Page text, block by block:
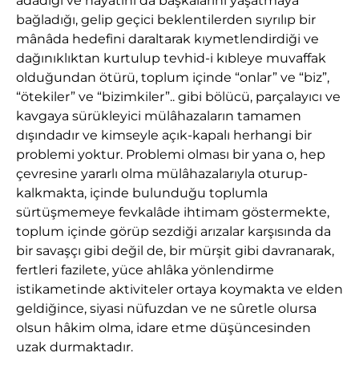
bağladığı, gelip geçici beklentilerden sıyrılıp bir
mânâda hedefini daraltarak kıymetlendirdiği ve
dağınıklıktan kurtulup tevhid-i kıbleye muvaffak
olduğundan ötürü, toplum içinde “onlar” ve “biz”,
“ötekiler” ve “bizimkiler”.. gibi bölücü, parçalayıcı ve
kavgaya sürükleyici mülâhazaların tamamen
dışındadır ve kimseyle açık-kapalı herhangi bir
problemi yoktur. Problemi olması bir yana o, hep
çevresine yararlı olma mülâhazalarıyla oturup-
kalkmakta, içinde bulunduğu toplumla
sürtüşmemeye fevkalâde ihtimam göstermekte,
toplum içinde görüp sezdiği arızalar karşısında da
bir savaşçı gibi değil de, bir mürşit gibi davranarak,
fertleri fazilete, yüce ahlâka yönlendirme
istikametinde aktiviteler ortaya koymakta ve elden
geldiğince, siyasi nüfuzdan ve ne sûretle olursa
olsun hâkim olma, idare etme düşüncesinden
uzak durmaktadır.